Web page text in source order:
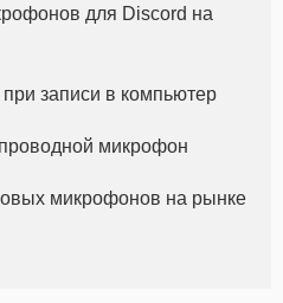
для Discord на
записи в компьютер
микрофон
микрофонов на рынке